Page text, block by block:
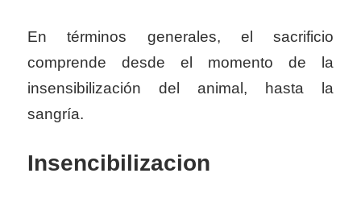
En términos generales, el sacrificio
comprende desde el momento de la
insensibilización del animal, hasta la
sangría.
Insencibilizacion